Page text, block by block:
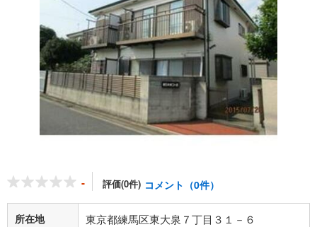
- 評価(0件) コメント（0件）
所在地 東京都練馬区東大泉７丁目３１－６